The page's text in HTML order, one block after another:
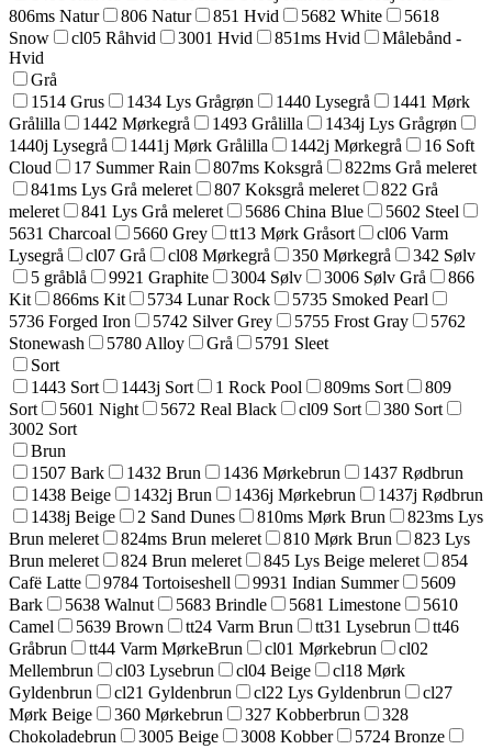
806ms Natur
806 Natur 851 Hvid 5682 White
5618
Snow
cl05 Råhvid 3001 Hvid 851ms Hvid
Målebånd -
Hvid
Grå
1514 Grus
1434 Lys Grågrøn 1440 Lysegrå
1441 Mørk
Grålilla
1442 Mørkegrå 1493 Grålilla
1434j Lys Grågrøn
1440j Lysegrå
1441j Mørk Grålilla 1442j Mørkegrå
16 Soft
Cloud
17 Summer Rain 807ms Koksgrå
822ms Grå meleret
841ms Lys Grå meleret
807 Koksgrå meleret
822 Grå
meleret
841 Lys Grå meleret 5686 China Blue
5602 Steel
5631 Charcoal
5660 Grey tt13 Mørk Gråsort
cl06 Varm
Lysegrå
cl07 Grå cl08 Mørkegrå 350 Mørkegrå
342 Sølv
5 gråblå
9921 Graphite 3004 Sølv 3006 Sølv Grå
866
Kit
866ms Kit 5734 Lunar Rock
5735 Smoked Pearl
5736 Forged Iron
5742 Silver Grey 5755 Frost Gray
5762
Stonewash
5780 Alloy Grå
5791 Sleet
Sort
1443 Sort
1443j Sort 1 Rock Pool 809ms Sort
809
Sort
5601 Night 5672 Real Black cl09 Sort
380 Sort
3002 Sort
Brun
1507 Bark
1432 Brun 1436 Mørkebrun
1437 Rødbrun
1438 Beige
1432j Brun 1436j Mørkebrun
1437j Rødbrun
1438j Beige
2 Sand Dunes 810ms Mørk Brun
823ms Lys
Brun meleret
824ms Brun meleret 810 Mørk Brun
823 Lys
Brun meleret
824 Brun meleret 845 Lys Beige meleret
854
Cafë Latte
9784 Tortoiseshell 9931 Indian Summer
5609
Bark
5638 Walnut 5683 Brindle 5681 Limestone
5610
Camel
5639 Brown tt24 Varm Brun tt31 Lysebrun
tt46
Gråbrun
tt44 Varm MørkeBrun cl01 Mørkebrun
cl02
Mellembrun
cl03 Lysebrun cl04 Beige
cl18 Mørk
Gyldenbrun
cl21 Gyldenbrun cl22 Lys Gyldenbrun
cl27
Mørk Beige
360 Mørkebrun 327 Kobberbrun
328
Chokoladebrun
3005 Beige 3008 Kobber
5724 Bronze